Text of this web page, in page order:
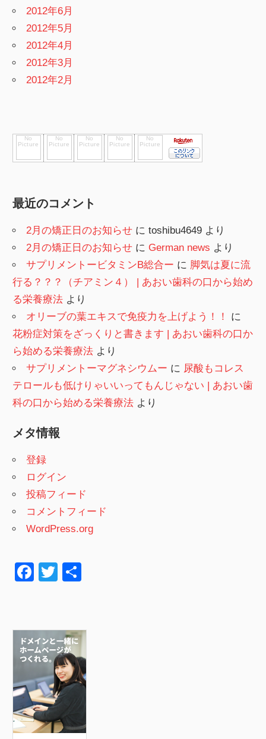
2012年6月
2012年5月
2012年4月
2012年3月
2012年2月
最近のコメント
2月の矯正日のお知らせ にtoshibu4649 より
2月の矯正日のお知らせ に German news より
サプリメントービタミンB総合ー に 脚気は夏に流
行る？？？（チアミン４） | あおい歯科の口から始め
る栄養療法 より
オリーブの葉エキスで免疫力を上げよう！！
に
花粉症対策をざっくりと書きます | あおい歯科の口か
ら始める栄養療法 より
サプリメントーマグネシウムー に 尿酸もコレス
テロールも低けりゃいいってもんじゃない | あおい歯
科の口から始める栄養療法 より
メタ情報
登録
ログイン
投稿フィード
コメントフィード
WordPress.org
F
e
b
o
o
k
T
er